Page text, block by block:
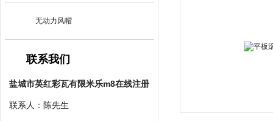
无动力风帽
联系我们
盐城市英红彩瓦有限米乐m8在线注册
联系人：陈先生